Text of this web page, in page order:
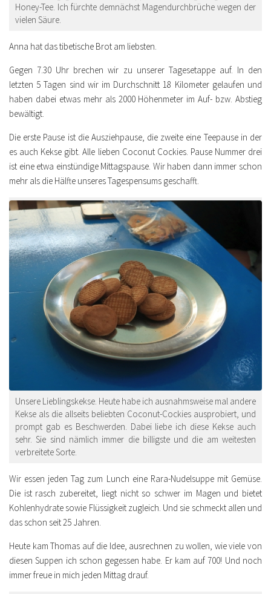
Honey-Tee. Ich fürchte demnächst Magendurchbrüche wegen der
vielen Säure.
Anna hat das tibetische Brot am liebsten.
Gegen 7.30 Uhr brechen wir zu unserer Tagesetappe auf. In den
letzten 5 Tagen sind wir im Durchschnitt 18 Kilometer gelaufen und
haben dabei etwas mehr als 2000 Höhenmeter im Auf- bzw. Abstieg
bewältigt.
Die erste Pause ist die Ausziehpause, die zweite eine Teepause in der
es auch Kekse gibt. Alle lieben Coconut Cockies. Pause Nummer drei
ist eine etwa einstündige Mittagspause. Wir haben dann immer schon
mehr als die Hälfte unseres Tagespensums geschafft.
Unsere Lieblingskekse. Heute habe ich ausnahmsweise mal andere
Kekse als die allseits beliebten Coconut-Cockies ausprobiert, und
prompt gab es Beschwerden. Dabei liebe ich diese Kekse auch
sehr. Sie sind nämlich immer die billigste und die am weitesten
verbreitete Sorte.
Wir essen jeden Tag zum Lunch eine Rara-Nudelsuppe mit Gemüse.
Die ist rasch zubereitet, liegt nicht so schwer im Magen und bietet
Kohlenhydrate sowie Flüssigkeit zugleich. Und sie schmeckt allen und
das schon seit 25 Jahren.
Heute kam Thomas auf die Idee, ausrechnen zu wollen, wie viele von
diesen Suppen ich schon gegessen habe. Er kam auf 700! Und noch
immer freue in mich jeden Mittag drauf.